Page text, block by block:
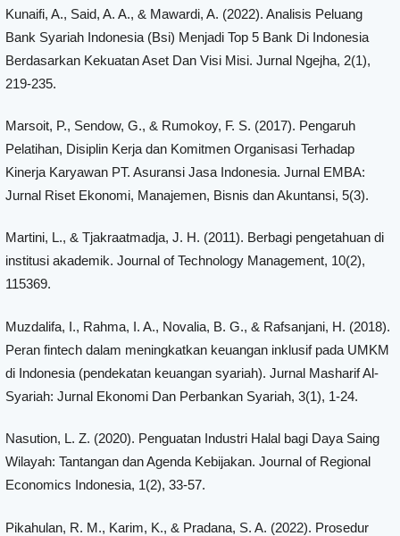
Kunaifi, A., Said, A. A., & Mawardi, A. (2022). Analisis Peluang
Bank Syariah Indonesia (Bsi) Menjadi Top 5 Bank Di Indonesia
Berdasarkan Kekuatan Aset Dan Visi Misi. Jurnal Ngejha, 2(1),
219-235.
Marsoit, P., Sendow, G., & Rumokoy, F. S. (2017). Pengaruh
Pelatihan, Disiplin Kerja dan Komitmen Organisasi Terhadap
Kinerja Karyawan PT. Asuransi Jasa Indonesia. Jurnal EMBA:
Jurnal Riset Ekonomi, Manajemen, Bisnis dan Akuntansi, 5(3).
Martini, L., & Tjakraatmadja, J. H. (2011). Berbagi pengetahuan di
institusi akademik. Journal of Technology Management, 10(2),
115369.
Muzdalifa, I., Rahma, I. A., Novalia, B. G., & Rafsanjani, H. (2018).
Peran fintech dalam meningkatkan keuangan inklusif pada UMKM
di Indonesia (pendekatan keuangan syariah). Jurnal Masharif Al-
Syariah: Jurnal Ekonomi Dan Perbankan Syariah, 3(1), 1-24.
Nasution, L. Z. (2020). Penguatan Industri Halal bagi Daya Saing
Wilayah: Tantangan dan Agenda Kebijakan. Journal of Regional
Economics Indonesia, 1(2), 33-57.
Pikahulan, R. M., Karim, K., & Pradana, S. A. (2022). Prosedur